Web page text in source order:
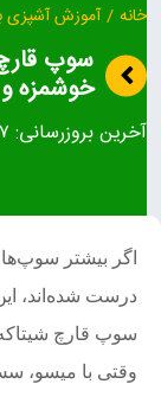
خانه / آموزش آشپزی
سوپ
خوشمزه
آخرین بروزرسانی:
اگر بیشتر
درست شده‌اند،
سوپ قارچ
وقتی با میسو،